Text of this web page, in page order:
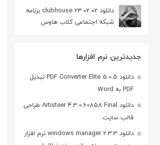
دانلود clubhouse 23.02.02 برنامه
شبکه اجتماعی کلاب هاوس
جدیدترین نرم افزارها
دانلود PDF Converter Elite 5.0.5 تبدیل
PDF به Word
دانلود Artisteer 4.3.0.60858 Final طراحی
قالب سایت
دانلود windows manager 2.3.3 نرم افزار